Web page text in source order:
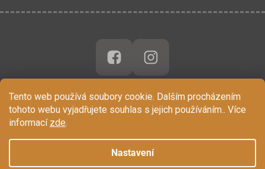
Tento web používá soubory cookie. Dalším procházením
tohoto webu vyjadřujete souhlas s jejich používáním.. Více
informací zde.
Nastavení